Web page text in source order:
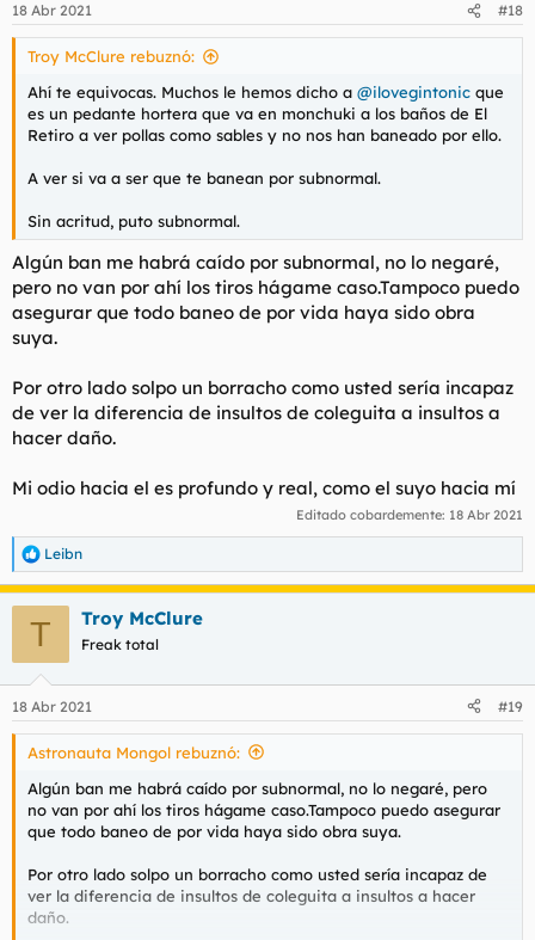
e
s
18 Abr 2021 #18
Troy McClure rebuznó:
Ahí te equivocas. Muchos le hemos dicho a @ilovegintonic que
es un pedante hortera que va en monchuki a los baños de El
Retiro a ver pollas como sables y no nos han baneado por ello.
A ver si va a ser que te banean por subnormal.
Sin acritud, puto subnormal.
Algún ban me habrá caído por subnormal, no lo negaré,
pero no van por ahí los tiros hágame caso.Tampoco puedo
asegurar que todo baneo de por vida haya sido obra
suya.
Por otro lado solpo un borracho como usted sería incapaz
de ver la diferencia de insultos de coleguita a insultos a
hacer daño.
Mi odio hacia el es profundo y real, como el suyo hacia mí
Editado cobardemente: 18 Abr 2021
R
e
a
e
s
Leibn
T Troy McClure
Freak total
18 Abr 2021 #19
Astronauta Mongol rebuznó:
Algún ban me habrá caído por subnormal, no lo negaré, pero
no van por ahí los tiros hágame caso.Tampoco puedo asegurar
que todo baneo de por vida haya sido obra suya.
Por otro lado solpo un borracho como usted sería incapaz de
ver la diferencia de insultos de coleguita a insultos a hacer
daño.